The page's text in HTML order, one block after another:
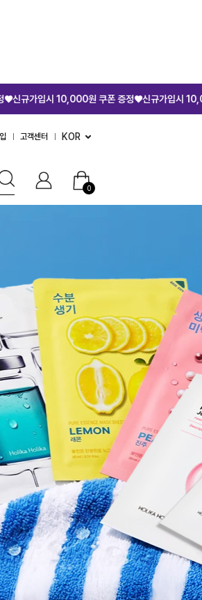
원 쿠폰 증정♥신규가입시 10,000원 쿠폰 증정♥
고객센터 KOR
0